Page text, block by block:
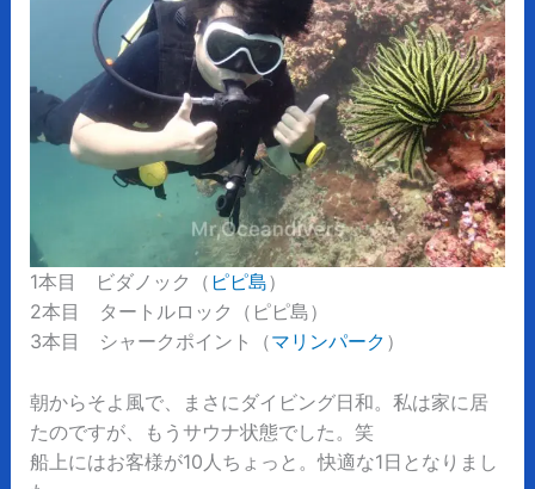
1本目 ビダノック（ ピピ島）
2本目 タートルロック（ピピ島）
3本目 シャークポイント（マリンパーク ）
朝からそよ風で、まさにダイビング日和。私は家に居
たのですが、もうサウナ状態でした。笑
船上にはお客様が10人ちょっと。快適な1日となりまし